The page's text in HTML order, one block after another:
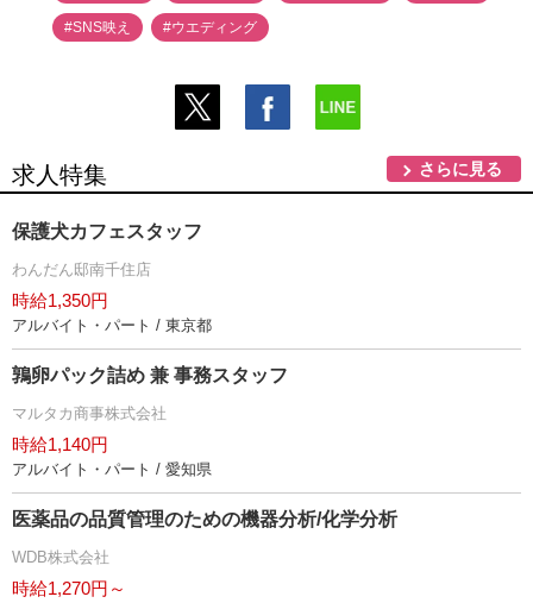
#SNS映え #ウエディング
求人特集 さらに見る
保護犬カフェスタッフ
わんだん邸南千住店
時給1,350円
アルバイト・パート / 東京都
鶉卵パック詰め 兼 事務スタッフ
マルタカ商事株式会社
時給1,140円
アルバイト・パート / 愛知県
医薬品の品質管理のための機器分析/化学分析
WDB株式会社
時給1,270円～